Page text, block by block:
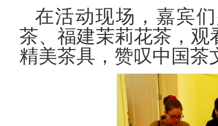
在活动现场，嘉宾
茶、福建茉莉花茶，
精美茶具，赞叹中国茶